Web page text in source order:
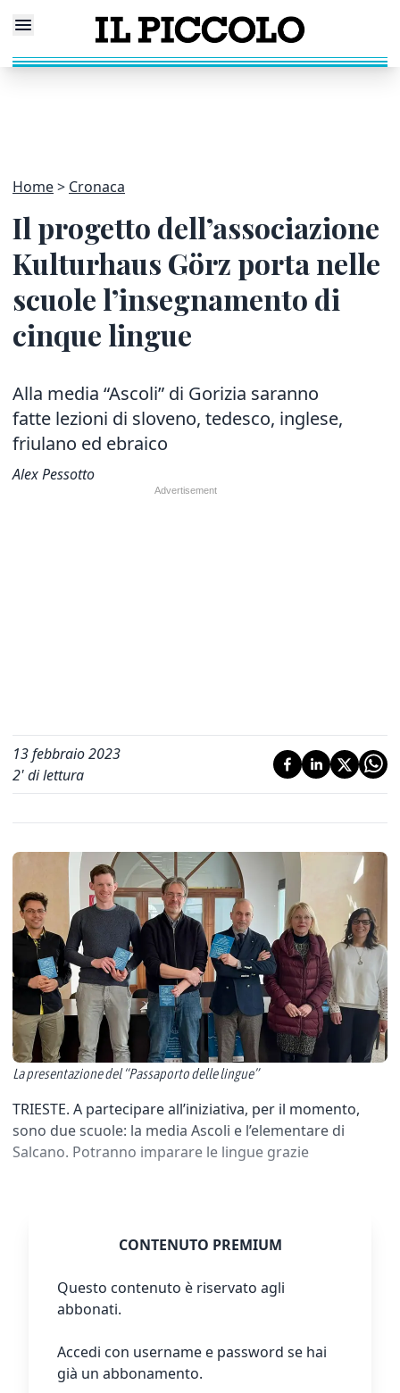
Home Cronaca
Il progetto dell’associazione
Kulturhaus Görz porta nelle
scuole l’insegnamento di
cinque lingue
Alla media “Ascoli” di Gorizia saranno
fatte lezioni di sloveno, tedesco, inglese,
friulano ed ebraico
Alex Pessotto
13 febbraio 2023
2' di lettura
La presentazione del “Passaporto delle lingue”
TRIESTE. A partecipare all’iniziativa, per il momento,
sono due scuole: la media Ascoli e l’elementare di
Salcano. Potranno imparare le lingue grazie
CONTENUTO PREMIUM
Questo contenuto è riservato agli
abbonati.
Accedi con username e password se hai
già un abbonamento.